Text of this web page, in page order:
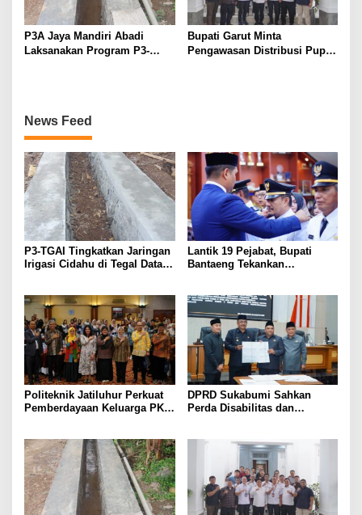
P3A Jaya Mandiri Abadi
Laksanakan Program P3-
Bupati Garut Minta
Pengawasan Distribusi Pupuk
News Feed
P3-TGAI Tingkatkan Jaringan
Irigasi Cidahu di Tegal Datar
Lantik 19 Pejabat, Bupati
Bantaeng Tekankan
Politeknik Jatiluhur Perkuat
Pemberdayaan Keluarga PKH
DPRD Sukabumi Sahkan
Perda Disabilitas dan